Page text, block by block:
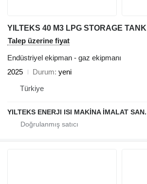
YILTEKS 40 M3 LPG STORAGE TANK
Talep üzerine fiyat
Endüstriyel ekipman - gaz ekipmanı
2025
Durum yeni
Türkiye